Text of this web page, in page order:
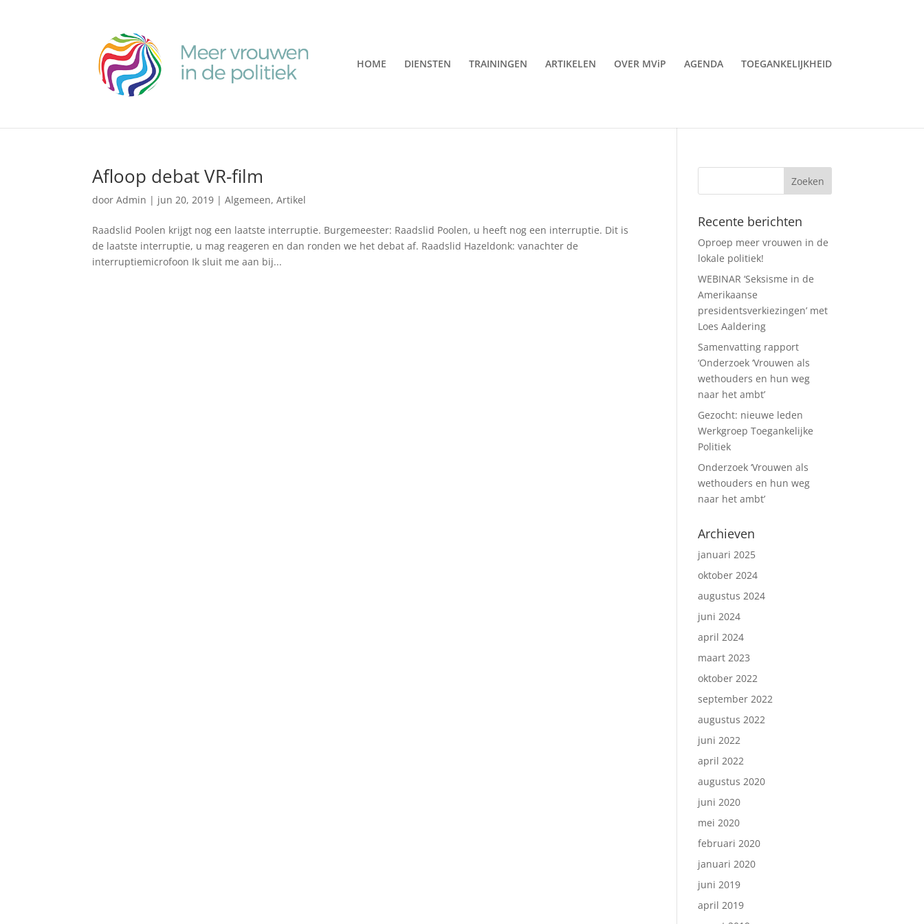
HOME DIENSTEN TRAININGEN ARTIKELEN OVER MViP AGENDA TOEGANKELIJKHEID
Afloop debat VR-film
doorAdmin | jun 20, 2019 |Algemeen,Artikel
Raadslid Poolen krijgt nog een laatste interruptie. Burgemeester: Raadslid Poolen, u heeft nog een interruptie. Dit is
de laatste interruptie, u mag reageren en dan ronden we het debat af. Raadslid Hazeldonk: vanachter de
interruptiemicrofoon Ik sluit me aan bij...
Recente berichten
Oproep meer vrouwen in de
lokale politiek!
WEBINAR ‘Seksisme in de
Amerikaanse
presidentsverkiezingen’ met
Loes Aaldering
Samenvatting rapport
‘Onderzoek ‘Vrouwen als
wethouders en hun weg
naar het ambt’
Gezocht: nieuwe leden
Werkgroep Toegankelijke
Politiek
Onderzoek ‘Vrouwen als
wethouders en hun weg
naar het ambt’
Archieven
januari 2025
oktober 2024
augustus 2024
juni 2024
april 2024
maart 2023
oktober 2022
september 2022
augustus 2022
juni 2022
april 2022
augustus 2020
juni 2020
mei 2020
februari 2020
januari 2020
juni 2019
april 2019